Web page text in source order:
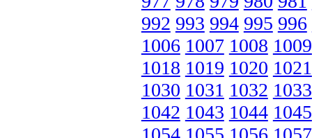
992 993 994 995 996
1006 1007 1008 1009
1018 1019 1020 1021
1030 1031 1032 1033
1042 1043 1044 1045